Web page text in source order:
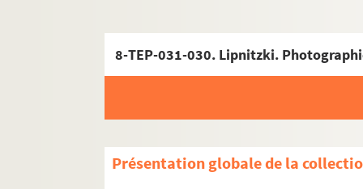
8-TEP-031-030. Lipnitzki.
Présentation globale de la
Edmée (1951)
La belle rombière (1951)
La belle rombière (1952)